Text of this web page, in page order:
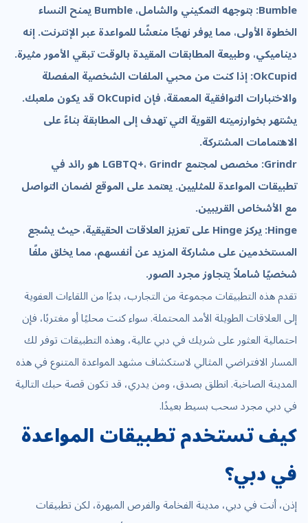
Bumble: بتوجهه التمكيني والشامل، Bumble يمنح النساء
الخطوة الأولى، مما يوفر نهجًا منعشًا للمواعدة عبر الإنترنت. إنه
ديناميكي، وطبيعة المطابقات المقيدة بالوقت تبقي الأمور مثيرة.
OkCupid: إذا كنت من محبي الملفات الشخصية المفصلة
والاختبارات التوافقية المعمقة، فإن OkCupid قد يكون ملعبك.
يشتهر بخوارزميته القوية التي تهدف إلى المطابقة بناءً على
الاهتمامات المشتركة.
Grindr: مخصص لمجتمع LGBTQ+، Grindr هو رائد في
تطبيقات المواعدة للمثليين. يعتمد على الموقع لضمان التواصل
مع الأشخاص القريبين.
Hinge: يركز Hinge على تعزيز العلاقات الحقيقية، حيث يشجع
المستخدمين على مشاركة المزيد عن أنفسهم، مما يخلق ملفًا
شخصيًا شاملاً يتجاوز مجرد الصور.
تقدم هذه التطبيقات مجموعة من التجارب، بدءًا من اللقاءات العفوية
إلى العلاقات الطويلة الأمد المحتملة. سواء كنت محليًا أو مغتربًا، فإن
احتمالية العثور على شريك في دبي عالية، وهذه التطبيقات توفر لك
المسار الافتراضي المثالي لاستكشاف مشهد المواعدة المتنوع في هذه
المدينة الصاخبة. انطلق بصدق، ومن يدري، قد تكون قصة حبك التالية
في دبي مجرد سحب بسيط بعيدًا.
كيف تستخدم تطبيقات المواعدة
في دبي؟
إذن، أنت في دبي، مدينة الفخامة والفرص المبهرة، لكن تطبيقات